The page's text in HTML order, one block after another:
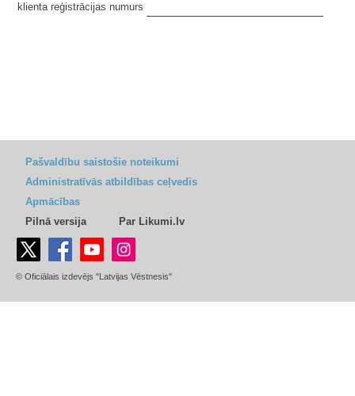
klienta reģistrācijas numurs
Pašvaldību saistošie noteikumi
Administratīvās atbildības ceļvedis
Apmācības
Pilnā versija
Par Likumi.lv
© Oficiālais izdevējs "Latvijas Vēstnesis"